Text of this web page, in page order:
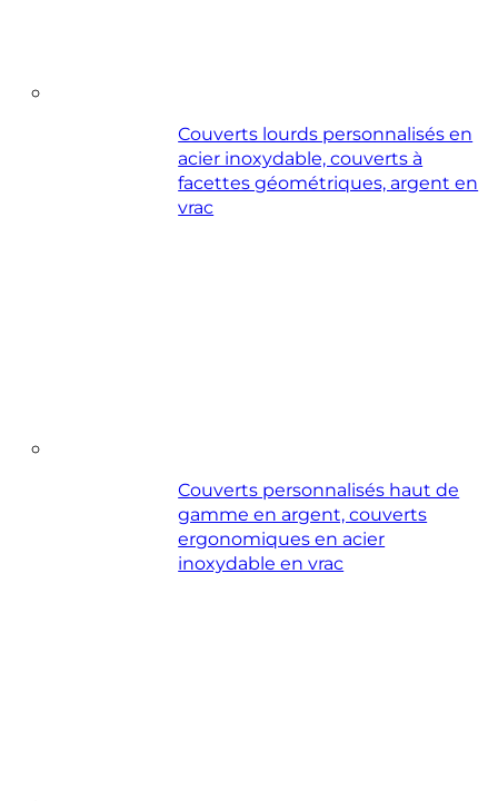
Couverts lourds personnalisés en
acier inoxydable, couverts à
facettes géométriques, argent en
vrac
Couverts personnalisés haut de
gamme en argent, couverts
ergonomiques en acier
inoxydable en vrac